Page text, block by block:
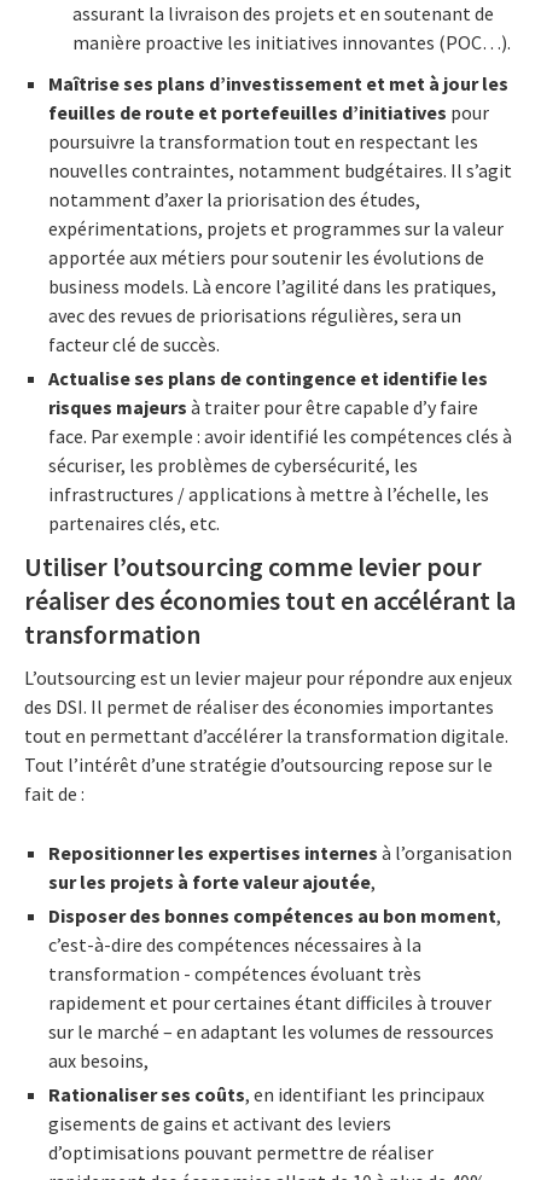
assurant la livraison des projets et en soutenant de
manière proactive les initiatives innovantes (POC…).
Maîtrise ses plans d’investissement et met à jour les
feuilles de route et portefeuilles d’initiatives pour
poursuivre la transformation tout en respectant les
nouvelles contraintes, notamment budgétaires. Il s’agit
notamment d’axer la priorisation des études,
expérimentations, projets et programmes sur la valeur
apportée aux métiers pour soutenir les évolutions de
business models. Là encore l’agilité dans les pratiques,
avec des revues de priorisations régulières, sera un
facteur clé de succès.
Actualise ses plans de contingence et identifie les
risques majeurs à traiter pour être capable d’y faire
face. Par exemple : avoir identifié les compétences clés à
sécuriser, les problèmes de cybersécurité, les
infrastructures / applications à mettre à l’échelle, les
partenaires clés, etc.
Utiliser l’outsourcing comme levier pour
réaliser des économies tout en accélérant la
transformation
L’outsourcing est un levier majeur pour répondre aux enjeux
des DSI. Il permet de réaliser des économies importantes
tout en permettant d’accélérer la transformation digitale.
Tout l’intérêt d’une stratégie d’outsourcing repose sur le
fait de :
Repositionner les expertises internes à l’organisation
sur les projets à forte valeur ajoutée,
Disposer des bonnes compétences au bon moment,
c’est-à-dire des compétences nécessaires à la
transformation - compétences évoluant très
rapidement et pour certaines étant difficiles à trouver
sur le marché – en adaptant les volumes de ressources
aux besoins,
Rationaliser ses coûts, en identifiant les principaux
gisements de gains et activant des leviers
d’optimisations pouvant permettre de réaliser